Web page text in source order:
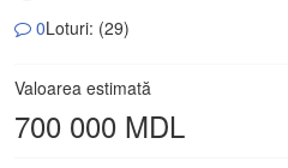
0Loturi: (29)
Valoarea estimată
700 000 MDL